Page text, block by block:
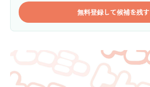
無料登録して候補を残す